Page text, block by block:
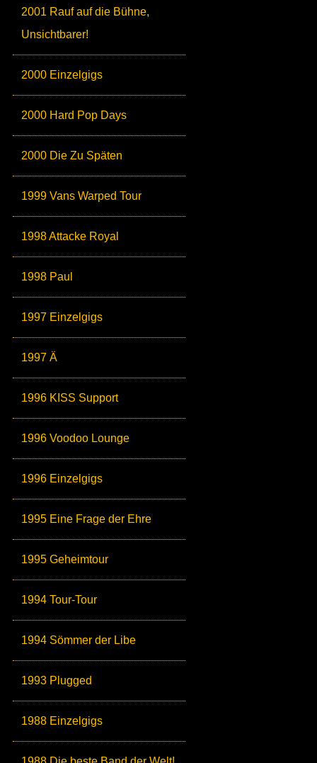
2001 Rauf auf die Bühne,
Unsichtbarer!
2000 Einzelgigs
2000 Hard Pop Days
2000 Die Zu Späten
1999 Vans Warped Tour
1998 Attacke Royal
1998 Paul
1997 Einzelgigs
1997 Ä
1996 KISS Support
1996 Voodoo Lounge
1996 Einzelgigs
1995 Eine Frage der Ehre
1995 Geheimtour
1994 Tour-Tour
1994 Sömmer der Libe
1993 Plugged
1988 Einzelgigs